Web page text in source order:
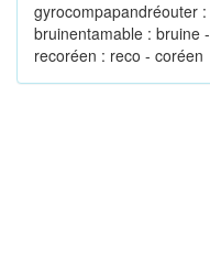
gyrocompapandréouter
bruinentamable : bruine
recoréen : reco - coréen